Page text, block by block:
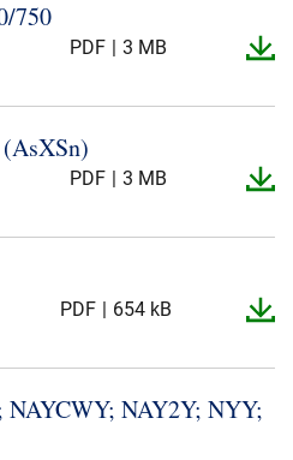
750
PDF 3 MB
PDF 3 MB
PDF 654 kB
NAY2Y; NYY;